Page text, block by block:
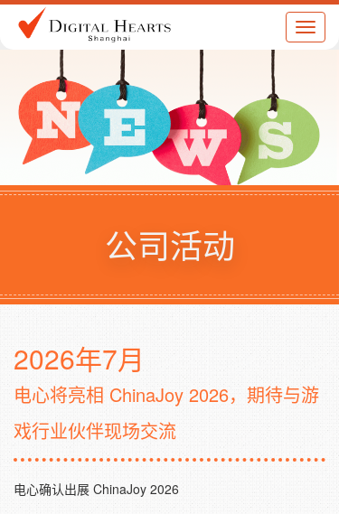
Toggle
公司活动
2026年7月
电心将亮相 ChinaJoy 2026，期待与游
戏行业伙伴现场交流
电心确认出展 ChinaJoy 2026